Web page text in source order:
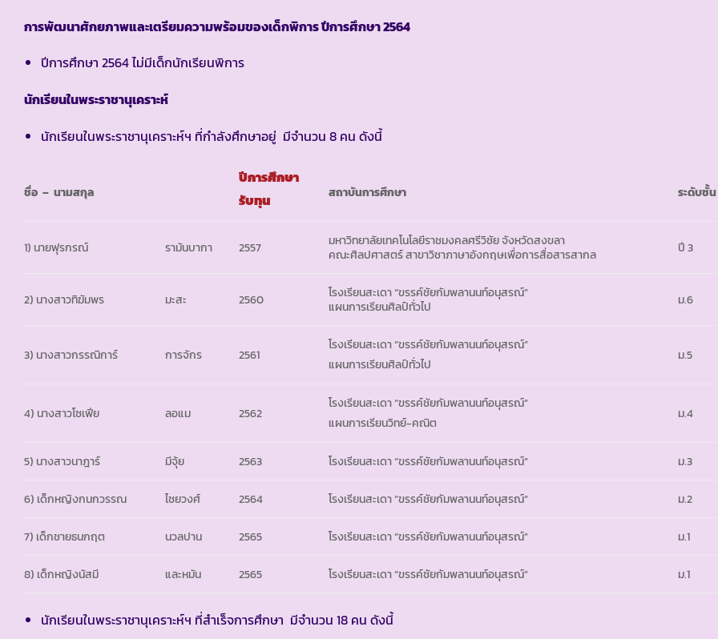
การพัฒนาศักยภาพและเตรียมความพร้อมของเด็กพิการ ปีการศึกษา 2564
ปีการศึกษา 2564 ไม่มีเด็กนักเรียนพิการ
นักเรียนในพระราชานุเคราะห์
นักเรียนในพระราชานุเคราะห์ฯ ที่กำลังศึกษาอยู่ มีจำนวน 8 คน ดังนี้
ชื่อ – นามสกุล
ปีการศึกษา
รับทุน
สถาบันการศึกษา ระดับชั้น
1) นายฟุรกรณ์ รามันบากา 2557
มหาวิทยาลัยเทคโนโลยีราชมงคลศรีวิชัย จังหวัดสงขลา
คณะศิลปศาสตร์ สาขาวิชาภาษาอังกฤษเพื่อการสื่อสารสากล
ปี 3
2) นางสาวทิฆัมพร มะสะ 2560
โรงเรียนสะเดา “ขรรค์ชัยกัมพลานนท์อนุสรณ์”
แผนการเรียนศิลป์ทั่วไป
ม.6
3) นางสาวกรรณิการ์ การจักร 2561
โรงเรียนสะเดา “ขรรค์ชัยกัมพลานนท์อนุสรณ์”
แผนการเรียนศิลป์ทั่วไป
ม.5
4) นางสาวโซเฟีย ลอแม 2562
โรงเรียนสะเดา “ขรรค์ชัยกัมพลานนท์อนุสรณ์”
แผนการเรียนวิทย์-คณิต
ม.4
5) นางสาวนาฎาร์ มีจุ้ย 2563 โรงเรียนสะเดา “ขรรค์ชัยกัมพลานนท์อนุสรณ์” ม.3
6) เด็กหญิงกนกวรรณ ไชยวงศ์ 2564 โรงเรียนสะเดา “ขรรค์ชัยกัมพลานนท์อนุสรณ์” ม.2
7) เด็กชายธนกฤต นวลปาน 2565 โรงเรียนสะเดา “ขรรค์ชัยกัมพลานนท์อนุสรณ์” ม.1
8) เด็กหญิงนัสมี และหมัน 2565 โรงเรียนสะเดา “ขรรค์ชัยกัมพลานนท์อนุสรณ์” ม.1
นักเรียนในพระราชานุเคราะห์ฯ ที่สำเร็จการศึกษา มีจำนวน 18 คน ดังนี้